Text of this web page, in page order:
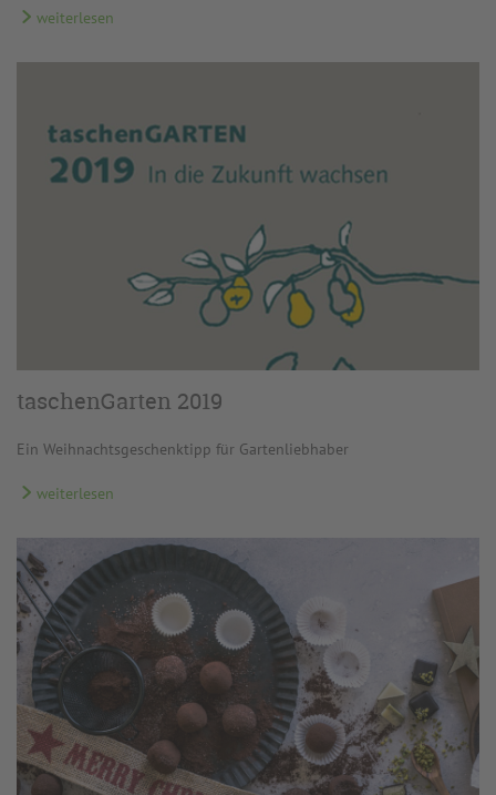
weiterlesen
taschenGarten 2019
Ein Weihnachtsgeschenktipp für Gartenliebhaber
weiterlesen